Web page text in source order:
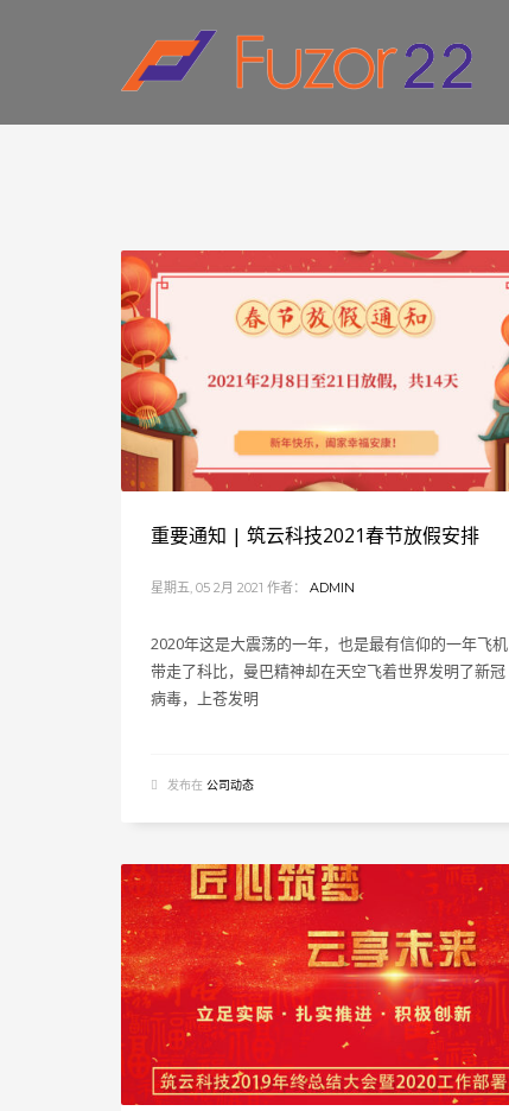
HOW TO SHOP
1 Login or create new account.
重要通知 | 筑云科技2021春节放假安排
星期五, 05 2月 2021 作者： ADMIN
2020年这是大震荡的一年，也是最有信仰的一年飞机
带走了科比，曼巴精神却在天空飞着世界发明了新冠
病毒，上苍发明
发布在 公司动态